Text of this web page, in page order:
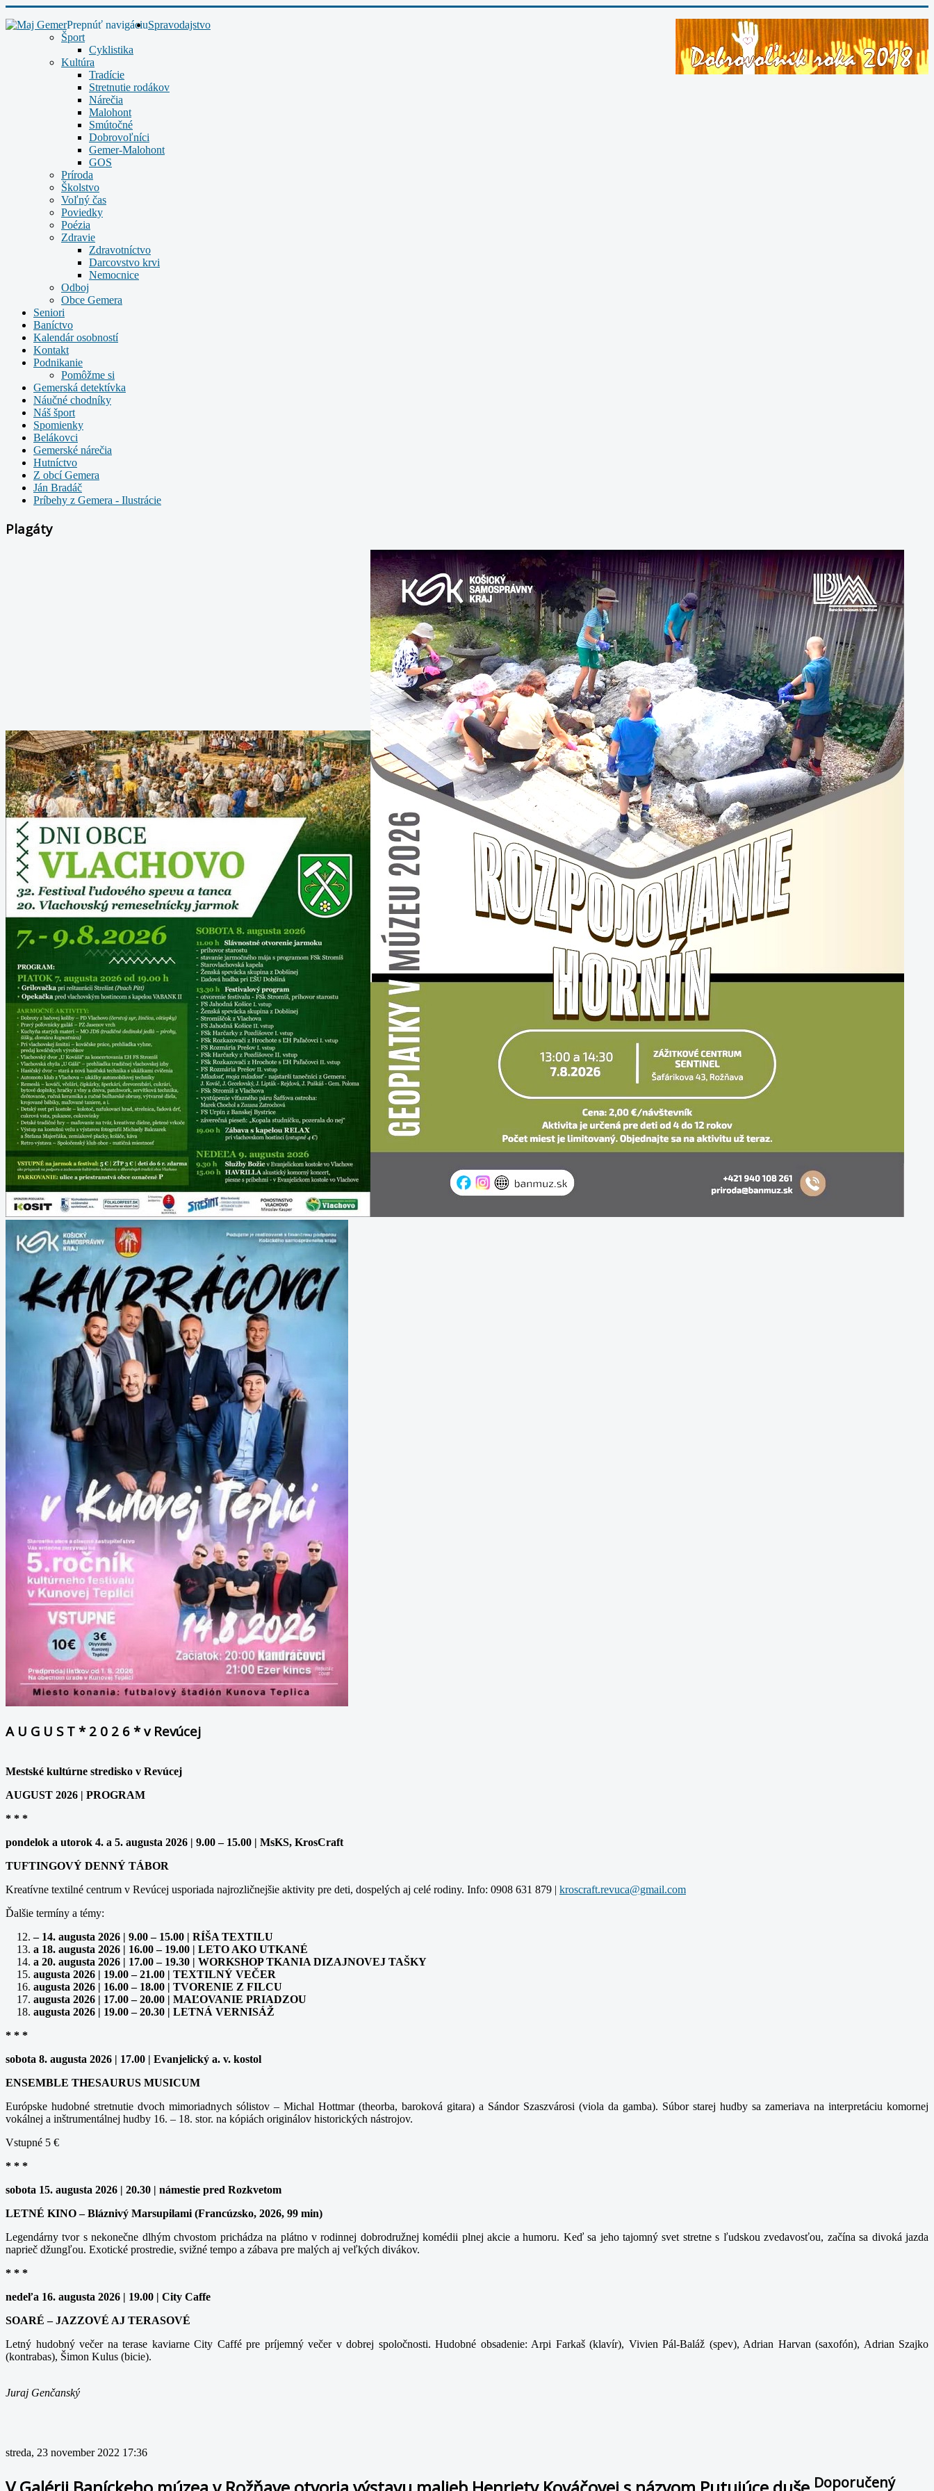
Prepnúť navigáciuSpravodajstvo
Šport
Cyklistika
Kultúra
Tradície
Stretnutie rodákov
Nárečia
Malohont
Smútočné
Dobrovoľníci
Gemer-Malohont
GOS
Príroda
Školstvo
Voľný čas
Poviedky
Poézia
Zdravie
Zdravotníctvo
Darcovstvo krvi
Nemocnice
Odboj
Obce Gemera
Seniori
Baníctvo
Kalendár osobností
Kontakt
Podnikanie
Pomôžme si
Gemerská detektívka
Náučné chodníky
Náš šport
Spomienky
Belákovci
Gemerské nárečia
Hutníctvo
Z obcí Gemera
Ján Bradáč
Príbehy z Gemera - Ilustrácie
Plagáty
A U G U S T * 2 0 2 6 * v Revúcej
Mestské kultúrne stredisko v Revúcej
AUGUST 2026 | PROGRAM
* * *
pondelok a utorok 4. a 5. augusta 2026 | 9.00 – 15.00 | MsKS, KrosCraft
TUFTINGOVÝ DENNÝ TÁBOR
Kreatívne textilné centrum v Revúcej usporiada najrozličnejšie aktivity pre deti, dospelých aj celé rodiny. Info: 0908 631 879 |
Ďalšie termíny a témy:
– 14. augusta 2026 | 9.00 – 15.00 | RÍŠA TEXTILU
a 18. augusta 2026 | 16.00 – 19.00 | LETO AKO UTKANÉ
a 20. augusta 2026 | 17.00 – 19.30 | WORKSHOP TKANIA DIZAJNOVEJ TAŠKY
augusta 2026 | 19.00 – 21.00 | TEXTILNÝ VEČER
augusta 2026 | 16.00 – 18.00 | TVORENIE Z FILCU
augusta 2026 | 17.00 – 20.00 | MAĽOVANIE PRIADZOU
augusta 2026 | 19.00 – 20.30 | LETNÁ VERNISÁŽ
* * *
sobota 8. augusta 2026 | 17.00 | Evanjelický a. v. kostol
ENSEMBLE THESAURUS MUSICUM
Európske hudobné stretnutie dvoch mimoriadnych sólistov – Michal Hottmar (theorba, baroková gitara) a Sándor Szaszvárosi (viola da gamba). Súbor starej hudby sa zameriava na interpretáciu komornej
vokálnej a inštrumentálnej hudby 16. – 18. stor. na kópiách originálov historických nástrojov.
Vstupné 5 €
* * *
sobota 15. augusta 2026 | 20.30 | námestie pred Rozkvetom
LETNÉ KINO – Bláznivý Marsupilami (Francúzsko, 2026, 99 min)
Legendárny tvor s nekonečne dlhým chvostom prichádza na plátno v rodinnej dobrodružnej komédii plnej akcie a humoru. Keď sa jeho tajomný svet stretne s ľudskou zvedavosťou, začína sa divoká jazda
naprieč džungľou. Exotické prostredie, svižné tempo a zábava pre malých aj veľkých divákov.
* * *
nedeľa 16. augusta 2026 | 19.00 | City Caffe
SOARÉ – JAZZOVÉ AJ TERASOVÉ
Letný hudobný večer na terase kaviarne City Caffé pre príjemný večer v dobrej spoločnosti. Hudobné obsadenie: Arpi Farkaš (klavír), Vivien Pál-Baláž (spev), Adrian Harvan (saxofón), Adrian Szajko
(kontrabas), Šimon Kulus (bicie).
Juraj Genčanský
streda, 23 november 2022 17:36
Doporučený